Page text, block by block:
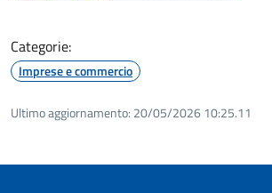
Categorie:
Imprese e commercio
Ultimo aggiornamento: 20/05/2026 10:25.11